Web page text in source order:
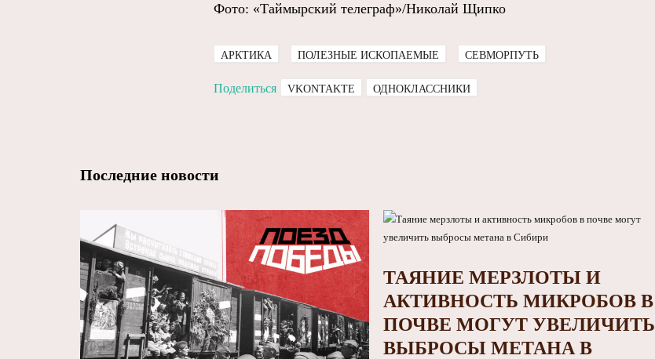
Фото: «Таймырский телеграф»/Николай Щипко
АРКТИКА ПОЛЕЗНЫЕ ИСКОПАЕМЫЕ СЕВМОРПУТЬ
Поделиться VKONTAKTE ОДНОКЛАССНИКИ
Последние новости
ТАЯНИЕ МЕРЗЛОТЫ И
АКТИВНОСТЬ МИКРОБОВ В
ПОЧВЕ МОГУТ УВЕЛИЧИТЬ
ВЫБРОСЫ МЕТАНА В